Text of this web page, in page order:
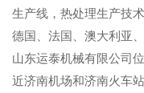
生产线，热处理生产技
德国、法国、澳大利亚
山东运泰机械有限公司
近济南机场和济南火车